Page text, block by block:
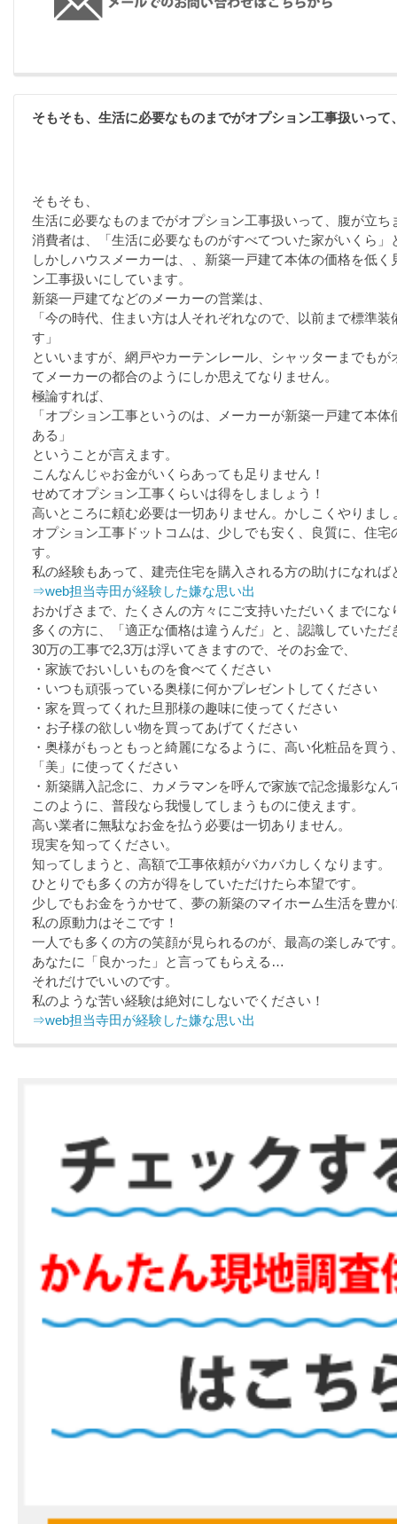
そもそも、生活に必要なものまでがオプション工事扱いって
そもそも、
生活に必要なものまでがオプション工事扱いって、腹が立ち
消費者は、「生活に必要なものがすべてついた家がいくら
しかしハウスメーカーは、、新築一戸建て本体の価格を低
ン工事扱いにしています。
新築一戸建てなどのメーカーの営業は、
「今の時代、住まい方は人それぞれなので、以前まで標準
す」
といいますが、網戸やカーテンレール、シャッターまでも
てメーカーの都合のようにしか思えてなりません。
極論すれば、
「オプション工事というのは、メーカーが新築一戸建て本
ある」
ということが言えます。
こんなんじゃお金がいくらあっても足りません！
せめてオプション工事くらいは得をしましょう！
高いところに頼む必要は一切ありません。かしこくやりまし
オプション工事ドットコムは、少しでも安く、良質に、住
す。
私の経験もあって、建売住宅を購入される方の助けになれ
⇒web担当寺田が経験した嫌な思い出
おかげさまで、たくさんの方々にご支持いただいくまでにな
多くの方に、「適正な価格は違うんだ」と、認識していただ
30万の工事で2,3万は浮いてきますので、そのお金で、
・家族でおいしいものを食べてください
・いつも頑張っている奥様に何かプレゼントしてください
・家を買ってくれた旦那様の趣味に使ってください
・お子様の欲しい物を買ってあげてください
・奥様がもっともっと綺麗になるように、高い化粧品を買
「美」に使ってください
・新築購入記念に、カメラマンを呼んで家族で記念撮影なん
このように、普段なら我慢してしまうものに使えます。
高い業者に無駄なお金を払う必要は一切ありません。
現実を知ってください。
知ってしまうと、高額で工事依頼がバカバカしくなります。
ひとりでも多くの方が得をしていただけたら本望です。
少しでもお金をうかせて、夢の新築のマイホーム生活を豊
私の原動力はそこです！
一人でも多くの方の笑顔が見られるのが、最高の楽しみです
あなたに「良かった」と言ってもらえる…
それだけでいいのです。
私のような苦い経験は絶対にしないでください！
⇒web担当寺田が経験した嫌な思い出